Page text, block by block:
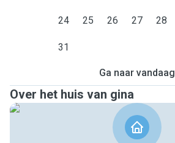
24 25 26 27 28
31
Ga naar vandaag
Over het huis van gina